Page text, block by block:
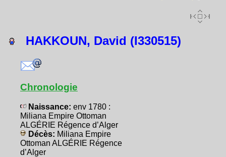
HAKKOUN, David (I330515)
Chronologie
Naissance: env 1780 :
Miliana Empire Ottoman
ALGÉRIE Régence d’Alger
Décès: Miliana Empire
Ottoman ALGÉRIE Régence
d’Alger